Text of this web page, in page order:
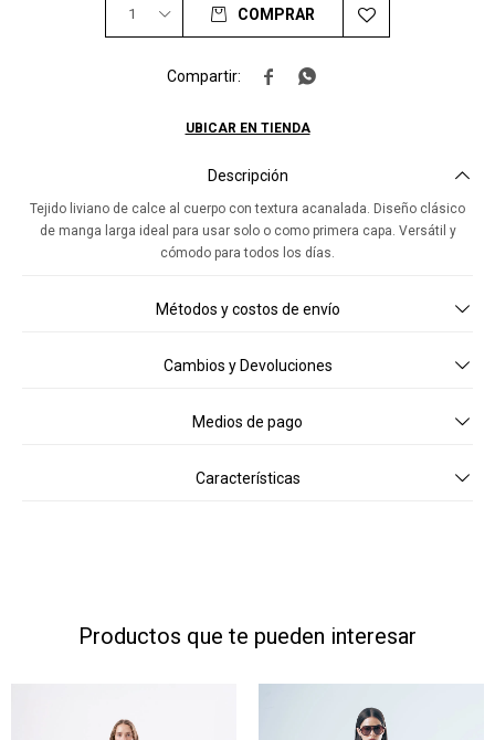
1 COMPRAR
 
UBICAR EN TIENDA
Descripción
Tejido liviano de calce al cuerpo con textura acanalada. Diseño clásico
de manga larga ideal para usar solo o como primera capa. Versátil y
cómodo para todos los días.
Métodos y costos de envío
Cambios y Devoluciones
Medios de pago
Características
Productos que te pueden interesar